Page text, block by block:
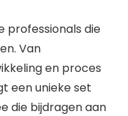
professionals die
Van
en proces
een unieke set
die bijdragen aan